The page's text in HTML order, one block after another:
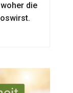
die